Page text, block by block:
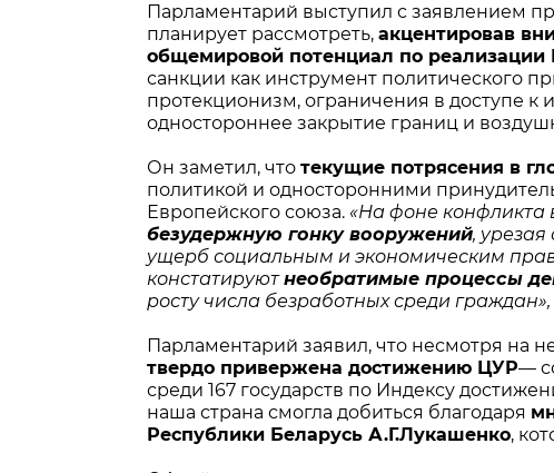
Парламентарий выступил с заявлением
планирует рассмотреть, акцентировав
общемировой потенциал по реализации
санкции как инструмент политического
протекционизм, ограничения в доступе
одностороннее закрытие границ и
Он заметил, что текущие потрясения в
политикой и односторонними
Европейского союза. «На фоне конфликта
безудержную гонку вооружений,
ущерб социальным и экономическим
констатируютнеобратимые процессы
росту числа безработных среди граждан»,
Парламентарий заявил, что несмотря на
твердо привержена достижению ЦУР—
среди 167 государств по Индексу
наша страна смогла добиться благодаря
Республики Беларусь А.Г.Лукашенко,